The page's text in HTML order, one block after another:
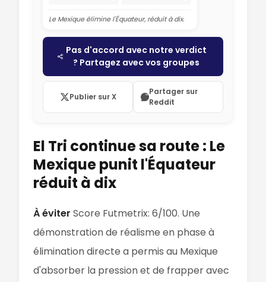
Le Mexique élimine l'Équateur, réduit à dix.
Pas d'accord avec notre verdict
? Partagez avec vos groupes
Publier sur X
Partager sur
Reddit
El Tri continue sa route : Le
Mexique punit l'Équateur
réduit à dix
À éviter Score Futmetrix: 6/100. Une
démonstration de réalisme en phase à
élimination directe a permis au Mexique
d'absorber la pression et de frapper avec